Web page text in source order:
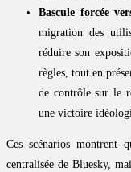
Bascule forcée
migration des
réduire son
règles, tout en
de contrôle sur le
une victoire
Ces scénarios montrent
centralisée de Bluesky,